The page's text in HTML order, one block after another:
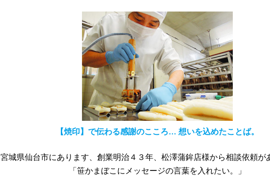
【焼印】で伝わる感謝のこころ… 想いを込めたことば。
宮城県仙台市にあります、創業明治４３年、松澤蒲鉾店様から相談依頼が
「笹かまぼこにメッセージの言葉を入れたい。」